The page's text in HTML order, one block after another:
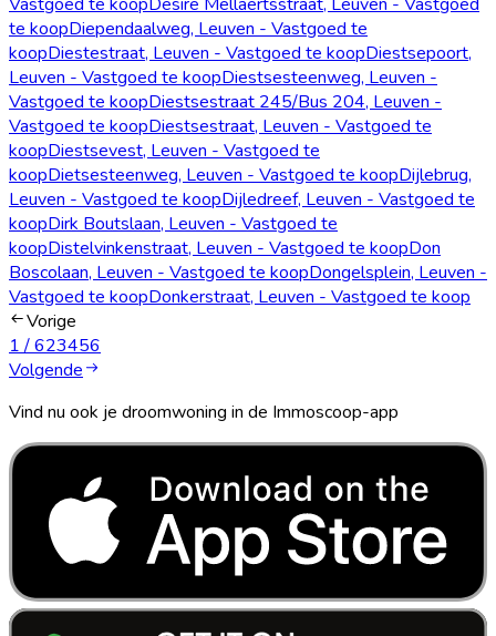
te koopDiependaalweg, Leuven - Vastgoed te
koopDiestestraat, Leuven - Vastgoed te koopDiestsepoort,
Leuven - Vastgoed te koopDiestsesteenweg, Leuven -
Vastgoed te koopDiestsestraat 245/Bus 204, Leuven -
Vastgoed te koopDiestsestraat, Leuven - Vastgoed te
koopDiestsevest, Leuven - Vastgoed te
koopDietsesteenweg, Leuven - Vastgoed te koopDijlebrug,
Leuven - Vastgoed te koopDijledreef, Leuven - Vastgoed te
koopDirk Boutslaan, Leuven - Vastgoed te
koopDistelvinkenstraat, Leuven - Vastgoed te koopDon
Boscolaan, Leuven - Vastgoed te koopDongelsplein, Leuven -
Vastgoed te koopDonkerstraat, Leuven - Vastgoed te koop
Vorige
1/623456
Volgende
Vind nu ook je droomwoning in de Immoscoop-app